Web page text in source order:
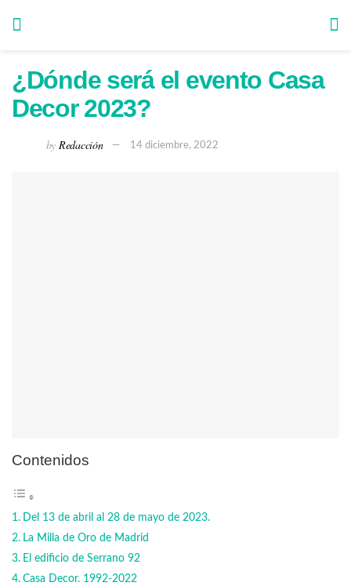
¿Dónde será el evento Casa
Decor 2023?
by Redacción 14 diciembre, 2022
Contenidos
Del 13 de abril al 28 de mayo de 2023.
La Milla de Oro de Madrid
El edificio de Serrano 92
Casa Decor. 1992-2022